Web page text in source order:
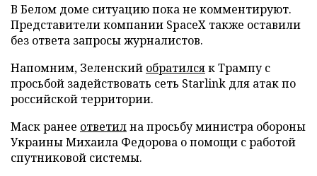
В Белом доме ситуацию пока не комментируют.
Представители компании SpaceX также оставили
без ответа запросы журналистов.
Напомним, Зеленский обратилсяк Трампу с
просьбой задействовать сеть Starlink для атак по
российской территории.
Маск ранее ответилна просьбу министра обороны
Украины Михаила Федорова о помощи с работой
спутниковой системы.